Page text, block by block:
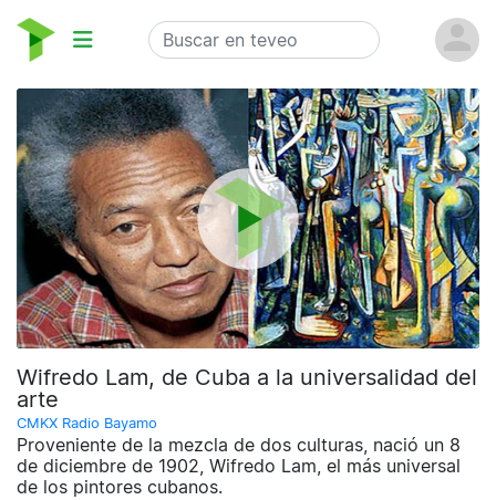
Wifredo Lam, de Cuba a la universalidad del
arte
CMKX Radio Bayamo
Proveniente de la mezcla de dos culturas, nació un 8
de diciembre de 1902, Wifredo Lam, el más universal
de los pintores cubanos.